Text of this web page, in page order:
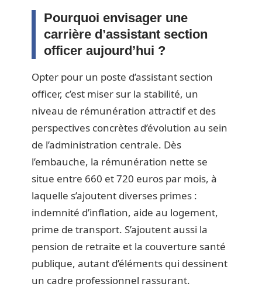
Pourquoi envisager une
carrière d’assistant section
officer aujourd’hui ?
Opter pour un poste d’assistant section
officer, c’est miser sur la stabilité, un
niveau de rémunération attractif et des
perspectives concrètes d’évolution au sein
de l’administration centrale. Dès
l’embauche, la rémunération nette se
situe entre 660 et 720 euros par mois, à
laquelle s’ajoutent diverses primes :
indemnité d’inflation, aide au logement,
prime de transport. S’ajoutent aussi la
pension de retraite et la couverture santé
publique, autant d’éléments qui dessinent
un cadre professionnel rassurant.